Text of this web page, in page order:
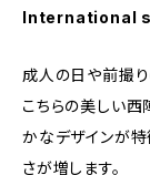
International
成人の日や前撮
こちらの美しい
かなデザインが特
さが増します。